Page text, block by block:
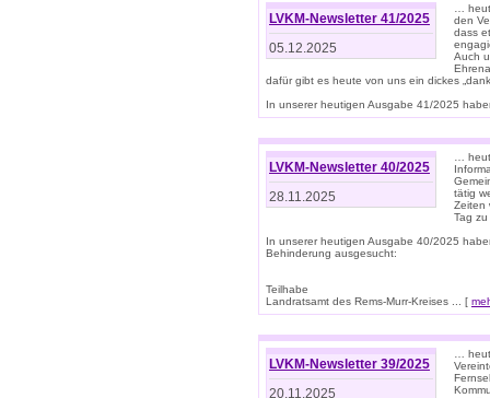
LVKM-Newsletter 41/2025
05.12.2025
…
den
dass
Auch
dafür gibt es heute von uns ein dickes
In unserer heutigen Ausgabe 41/2025
LVKM-Newsletter 40/2025
28.11.2025
…
tätig
Zeiten
Tag
In unserer heutigen Ausgabe 40/2025
Behinderung ausgesucht:
Teilhabe
Landratsamt des Rems-Murr-Kreises ... [
LVKM-Newsletter 39/2025
20.11.2025
…